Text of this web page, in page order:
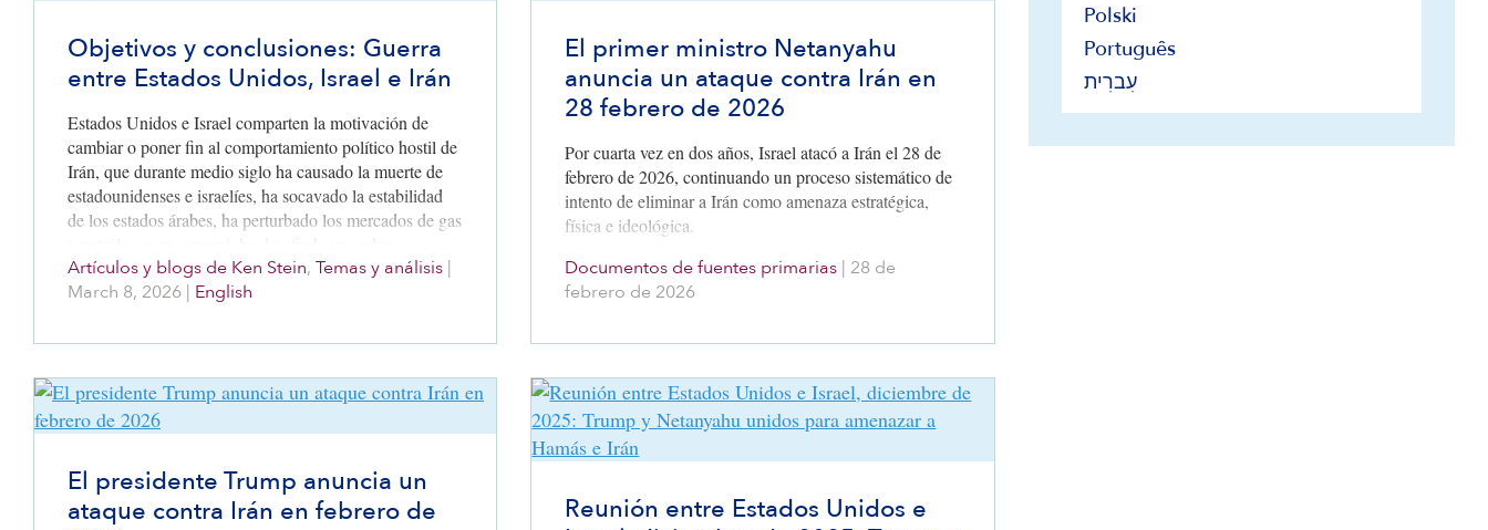
Objetivos y conclusiones: Guerra
entre Estados Unidos, Israel e Irán
Estados Unidos e Israel comparten la motivación de
cambiar o poner fin al comportamiento político hostil de
Irán, que durante medio siglo ha causado la muerte de
estadounidenses e israelíes, ha socavado la estabilidad
de los estados árabes, ha perturbado los mercados de gas
internacional basado en los principios liberales de
libertad, soberanía nacional, pluralismo político y
Artículos y blogs de Ken Stein, Temas y análisis |
March 8, 2026 | English
El primer ministro Netanyahu
anuncia un ataque contra Irán en
28 febrero de 2026
Por cuarta vez en dos años, Israel atacó a Irán el 28 de
febrero de 2026, continuando un proceso sistemático de
intento de eliminar a Irán como amenaza estratégica,
física e ideológica.
Documentos de fuentes primarias | 28 de
febrero de 2026
El presidente Trump anuncia un
ataque contra Irán en febrero de
Reunión entre Estados Unidos e
Polski
Português
עִברִית